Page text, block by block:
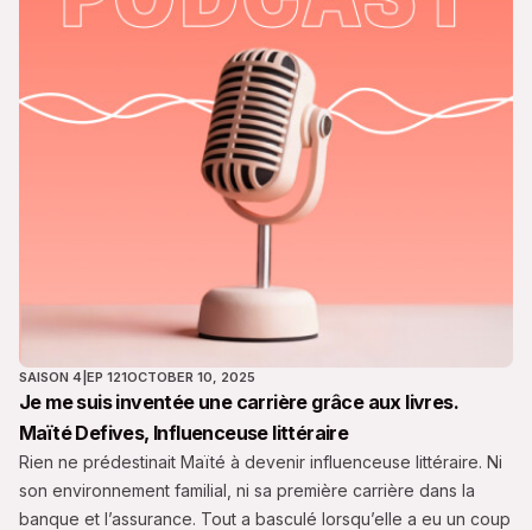
SAISON 4 EP 121OCTOBER 10, 2025
Je me suis inventée une carrière grâce aux livres.
Maïté Defives, Influenceuse littéraire
Rien ne prédestinait Maïté à devenir influenceuse littéraire. Ni
son environnement familial, ni sa première carrière dans la
banque et l’assurance. Tout a basculé lorsqu’elle a eu un coup